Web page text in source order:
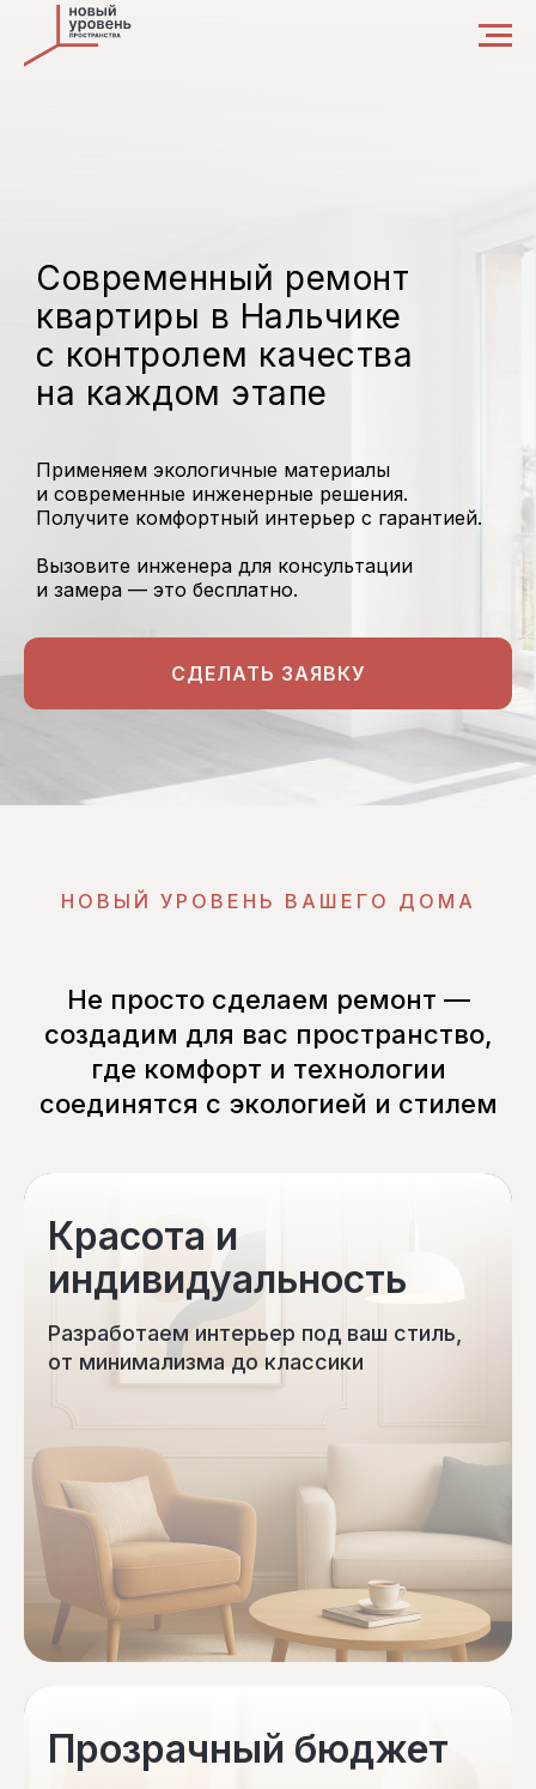
Современный ремонт
квартиры в Нальчике
с контролем качества
на каждом этапе
Применяем экологичные материалы
и современные инженерные решения.
Получите комфортный интерьер с гарантией.
Вызовите инженера для консультации
и замера — это бесплатно.
СДЕЛАТЬ ЗАЯВКУ
НОВЫЙ УРОВЕНЬ ВАШЕГО ДОМА
Не просто сделаем ремонт —
создадим для вас пространство,
где комфорт и технологии
соединятся с экологией и стилем
Красота и
индивидуальность
Разработаем интерьер под ваш стиль,
от минимализма до классики
Прозрачный бюджет